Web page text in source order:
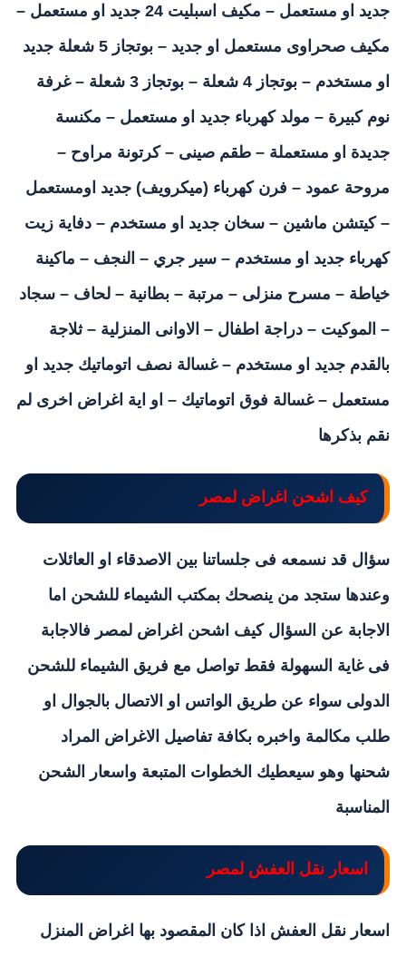
جديد او مستعمل – مكيف اسبليت 24 جديد او مستعمل –
مكيف صحراوى مستعمل او جديد – بوتجاز 5 شعلة جديد
او مستخدم – بوتجاز 4 شعلة – بوتجاز 3 شعلة – غرفة
نوم كبيرة – مولد كهرباء جديد او مستعمل – مكنسة
جديدة او مستعملة – طقم صينى – كرتونة مراوح –
مروحة عمود – فرن كهرباء (ميكرويف) جديد اومستعمل
– كيتشن ماشين – سخان جديد او مستخدم – دفاية زيت
كهرباء جديد او مستخدم – سير جري – النجف – ماكينة
خياطة – مسرح منزلى – مرتبة – بطانية – لحاف – سجاد
– الموكيت – دراجة اطفال – الاوانى المنزلية – ثلاجة
بالقدم جديد او مستخدم – غسالة نصف اتوماتيك جديد او
مستعمل – غسالة فوق اتوماتيك – او اية اغراض اخرى لم
نقم بذكرها
كيف اشحن اغراض لمصر
سؤال قد نسمعه فى جلساتنا بين الاصدقاء او العائلات
وعندها ستجد من ينصحك بمكتب الشيماء للشحن اما
الاجابة عن السؤال كيف اشحن اغراض لمصر فالاجابة
فى غاية السهولة فقط تواصل مع فريق الشيماء للشحن
الدولى سواء عن طريق الواتس او الاتصال بالجوال او
طلب مكالمة واخبره بكافة تفاصيل الاغراض المراد
شحنها وهو سيعطيك الخطوات المتبعة واسعار الشحن
المناسبة
اسعار نقل العفش لمصر
اسعار نقل العفش اذا كان المقصود بها اغراض المنزل